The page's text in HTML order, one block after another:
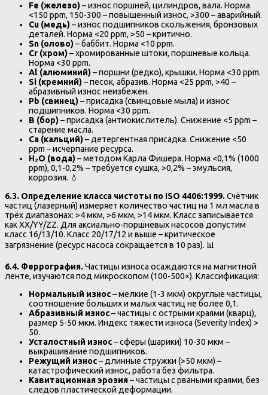
Fe (железо)– износ поршней, цилиндров, вала. Норма
<150 ppm, 150-300 – повышенный износ, >300 – аварийный.
Cu (медь)– износ подшипников скольжения, бронзовых
деталей. Норма <20 ppm, >50 – критично.
Sn (олово)– баббит. Норма <10 ppm.
Cr (хром)– хромированные штоки, поршневые кольца.
Норма <30 ppm.
Al (алюминий)– поршни (редко), крышки. Норма <30 ppm.
Si (кремний)– песок, абразив. Норма <25 ppm, >40 –
абразивный износ неизбежен.
Pb (свинец)– присадка (свинцовые мыла) и износ
подшипников. Норма <30 ppm.
B (бор)– присадка (антиокислитель). Снижение <5 ppm –
старение масла.
Ca (кальций)– детергентная присадка. Снижение <50
ppm – исчерпание ресурса.
H₂O (вода)– методом Карла Фишера. Норма <0,1% (1000
ppm), 0,1-0,2% – требуется сушка, >0,2% – эмульсия,
коррозия. 💧
6.3. Определение класса чистоты по ISO 4406:1999.Счётчик
частиц (лазерный) измеряет количество частиц на 1 мл масла в
трёх диапазонах: >4 мкм, >6 мкм, >14 мкм. Класс записывается
как XX/YY/ZZ. Для аксиально-поршневых насосов допустим
класс 16/13/10. Класс 20/17/12 и выше – критическое
загрязнение (ресурс насоса сокращается в 10 раз). 📊
6.4. Феррография.Частицы износа осаждаются на магнитной
ленте, изучаются под микроскопом (100-500×). Классификация:
Нормальный износ– мелкие (1-3 мкм) округлые частицы,
соотношение больших и малых частиц не более 0,1.
Абразивный износ– частицы с острыми краями (кварц),
размер 5-50 мкм. Индекс тяжести износа (Severity Index) >
50.
Усталостный износ– сферы (шарики) 10-30 мкм –
выкрашивание подшипников.
Режущий износ– длинные стружки (>50 мкм) –
катастрофический износ, работа без фильтра.
Кавитационная эрозия– частицы с рваными краями, без
следов пластической деформации.